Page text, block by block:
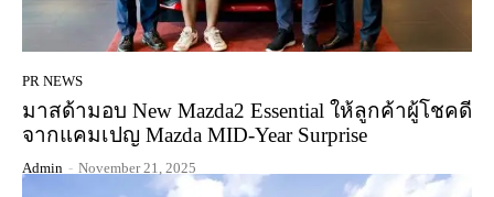
PR NEWS
มาสด้ามอบ New Mazda2 Essential ให้ลูกค้าผู้โชคดี
จากแคมเปญ Mazda MID-Year Surprise
Admin - November 21, 2025